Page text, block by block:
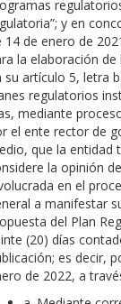
y en
14 de enero de
la elaboración de
su artículo 5, letra
regulatorios
mediante
el ente rector de
que la entidad
la opinión
en el
a manifestar
del Plan
(20) días
es decir,
de 2022, a